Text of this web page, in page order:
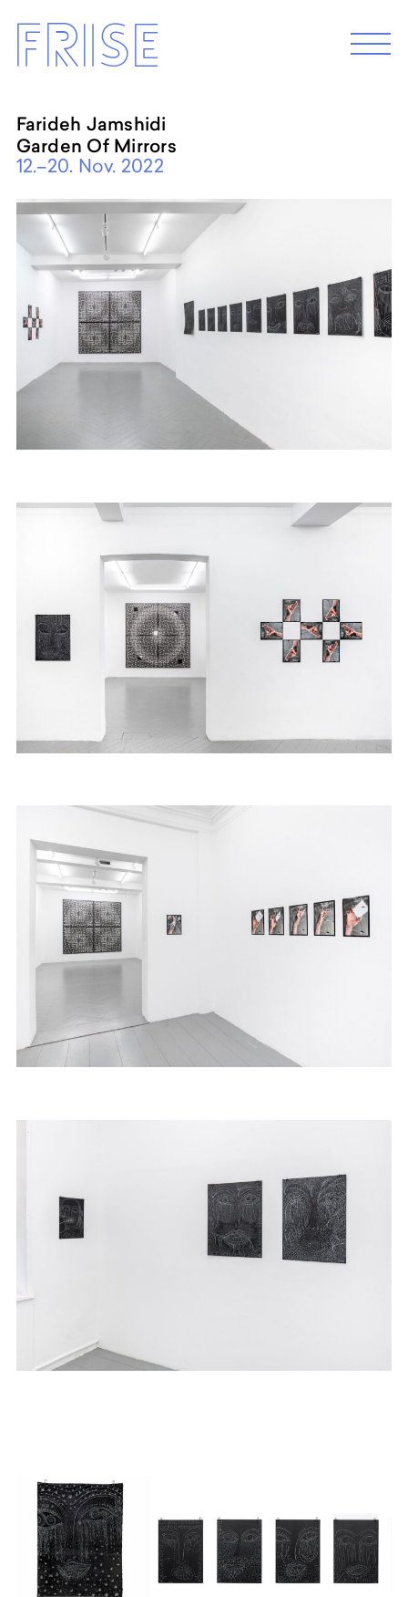
content
M
e
Frise
EXHIBITION 2026
Programm 2026
Archive
ABOUT
Künstler*innenhaus Hamburg
Abbildungszentrum
Artist in Residence
Frise e.G.
Farideh Jamshidi
Garden Of Mirrors
12.–20. Nov. 2022